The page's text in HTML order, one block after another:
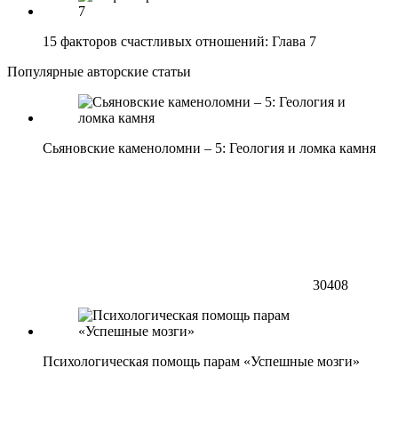
15 факторов счастливых отношений: Глава 7
Популярные авторские статьи
Сьяновские каменоломни – 5: Геология и ломка камня
30408
Психологическая помощь парам «Успешные мозги»